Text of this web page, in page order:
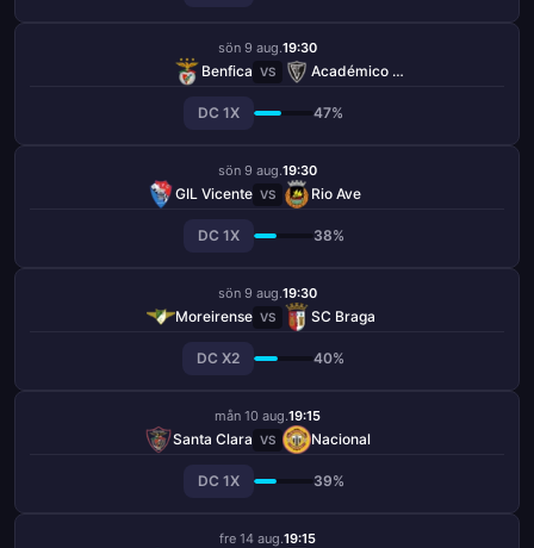
sön 9 aug.19:30
Benfica VS Académico Viseu
DC 1X 47%
sön 9 aug.19:30
GIL Vicente VS Rio Ave
DC 1X 38%
sön 9 aug.19:30
Moreirense VS SC Braga
DC X2 40%
mån 10 aug.19:15
Santa Clara VS Nacional
DC 1X 39%
fre 14 aug.19:15